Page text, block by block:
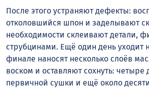
После этого устраняют дефекты:
отколовшийся шпон и заделывают
необходимости склеивают детали,
струбцинами. Ещё один день уходит
финале наносят несколько слоёв
воском и оставляют сохнуть: четыре
первичной сушки и ещё около